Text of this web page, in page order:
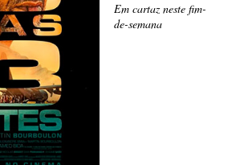
Em cartaz neste fim-
de-semana